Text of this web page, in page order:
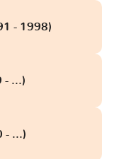
- 1998)
- ...)
- ...)